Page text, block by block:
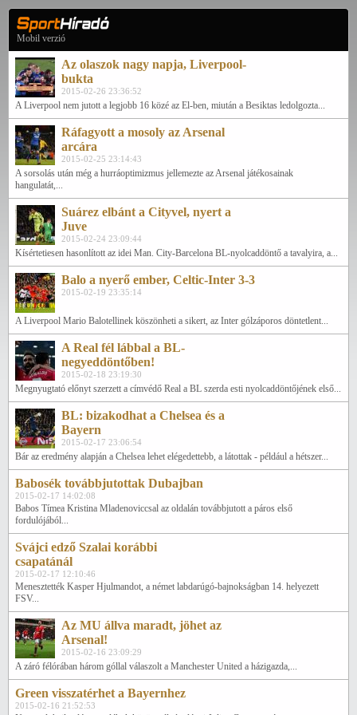
Mobil verzió
Az olaszok nagy napja, Liverpool-
bukta
2015-02-26 23:36:52
A Liverpool nem jutott a legjobb 16 közé az El-ben, miután a Besiktas ledolgozta...
Ráfagyott a mosoly az Arsenal
arcára
2015-02-25 23:14:43
A sorsolás után még a hurráoptimizmus jellemezte az Arsenal játékosainak
hangulatát,...
Suárez elbánt a Cityvel, nyert a
Juve
2015-02-24 23:09:44
Kísértetiesen hasonlított az idei Man. City-Barcelona BL-nyolcaddöntő a tavalyira, a...
Balo a nyerő ember, Celtic-Inter 3-3
2015-02-19 23:35:14
A Liverpool Mario Balotellinek köszönheti a sikert, az Inter gólzáporos döntetlent...
A Real fél lábbal a BL-
negyeddöntőben!
2015-02-18 23:19:30
Megnyugtató előnyt szerzett a címvédő Real a BL szerda esti nyolcaddöntőjének első...
BL: bizakodhat a Chelsea és a
Bayern
2015-02-17 23:06:54
Bár az eredmény alapján a Chelsea lehet elégedettebb, a látottak - például a hétszer...
Babosék továbbjutottak Dubajban
2015-02-17 14:02:08
Babos Tímea Kristina Mladenoviccsal az oldalán továbbjutott a páros első
fordulójából...
Svájci edző Szalai korábbi
csapatánál
2015-02-17 12:10:46
Menesztették Kasper Hjulmandot, a német labdarúgó-bajnokságban 14. helyezett
FSV...
Az MU állva maradt, jöhet az
Arsenal!
2015-02-16 23:09:29
A záró félórában három góllal válaszolt a Manchester United a házigazda,...
Green visszatérhet a Bayernhez
2015-02-16 21:52:53